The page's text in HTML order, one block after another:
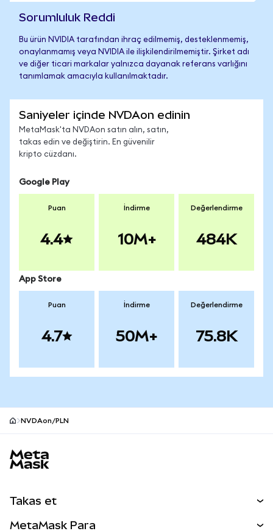
Sorumluluk Reddi
Bu ürün NVIDIA tarafından ihraç edilmemiş, desteklenmemiş,
onaylanmamış veya NVIDIA ile ilişkilendirilmemiştir. Şirket adı
ve diğer ticari markalar yalnızca dayanak referans varlığını
tanımlamak amacıyla kullanılmaktadır.
Saniyeler içinde NVDAon edinin
MetaMask'ta NVDAon satın alın, satın,
takas edin ve değiştirin. En güvenilir
kripto cüzdanı.
Google Play
Puan
4.4
İndirme
10M+
Değerlendirme
484K
App Store
Puan
4.7
İndirme
50M+
Değerlendirme
75.8K
NVDAon/PLN
Takas et
MetaMask Para